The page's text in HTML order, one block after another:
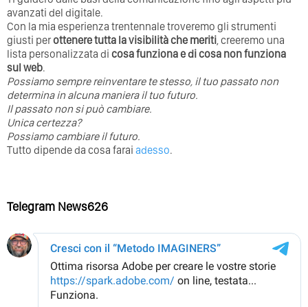
avanzati del digitale.
Con la mia esperienza trentennale troveremo gli strumenti
giusti perottenere tutta la visibilità che meriti, creeremo una
lista personalizzata di cosa funziona e di cosa non funziona
sul web.
Possiamo sempre reinventare te stesso, il tuo passato non
determina in alcuna maniera il tuo futuro. ⁣
⁣Il passato non si può cambiare.
Unica certezza?
Possiamo cambiare il futuro.
Tutto dipende da cosa farai adesso.
Telegram News626